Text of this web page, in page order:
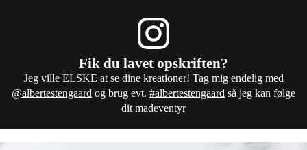
Fik du lavet opskriften?
Jeg ville ELSKE at se dine kreationer! Tag mig endelig med
@albertestengaard og brug evt. #albertestengaard så jeg kan følge
dit madeventyr